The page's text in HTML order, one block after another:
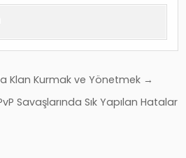
Klan Kurmak ve Yönetmek →
Savaşlarında Sık Yapılan Hatalar